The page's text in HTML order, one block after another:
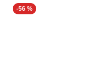
-56 %